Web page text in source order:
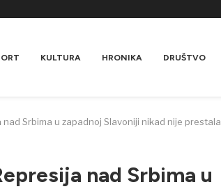
KULTURA HRONIKA DRUŠTVO
nad Srbima u zapadnoj Slavoniji nikad nije prestala
nad Srbima u